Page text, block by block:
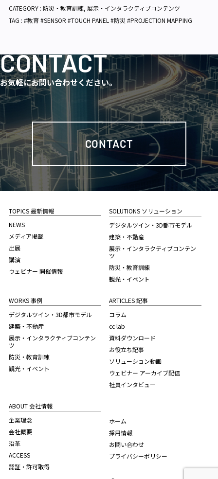
CATEGORY : 防災・教育訓練, 展示・インタラクティブコンテンツ
TAG : #教育 #SENSOR #TOUCH PANEL #防災 #PROJECTION MAPPING
CONTACT
お気軽にお問い合わせください。
CONTACT
TOPICS 最新情報
NEWS
メディア掲載
出展
講演
ウェビナー 開催情報
WORKS 事例
デジタルツイン・3D都市モデル
建築・不動産
展示・インタラクティブコンテン
ツ
防災・教育訓練
観光・イベント
SOLUTIONS ソリューション
デジタルツイン・3D都市モデル
建築・不動産
展示・インタラクティブコンテン
ツ
防災・教育訓練
観光・イベント
ARTICLES 記事
コラム
cc lab
資料ダウンロード
お役立ち記事
ソリューション動画
ウェビナー アーカイブ配信
社員インタビュー
ABOUT 会社情報
企業理念
会社概要
沿革
ACCESS
認証・許可取得
ホーム
採用情報
お問い合わせ
プライバシーポリシー